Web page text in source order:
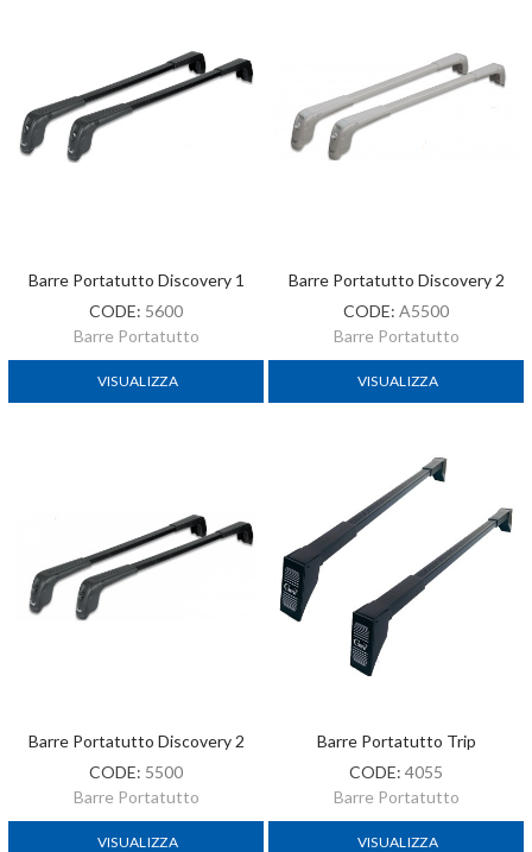
Barre Portatutto Discovery 1
CODE: 5600
Barre Portatutto
VISUALIZZA
Barre Portatutto Discovery 2
CODE: A5500
Barre Portatutto
VISUALIZZA
Barre Portatutto Discovery 2
CODE: 5500
Barre Portatutto
VISUALIZZA
Barre Portatutto Trip
CODE: 4055
Barre Portatutto
VISUALIZZA